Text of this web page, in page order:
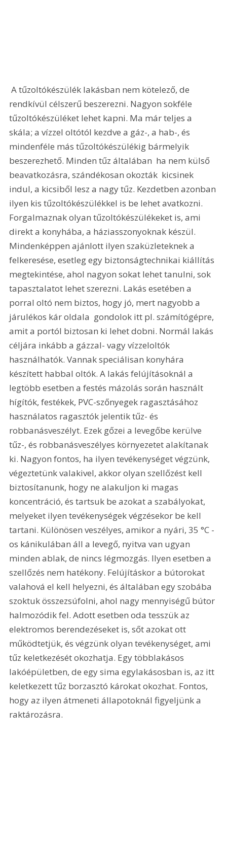
A tűzoltókészülék lakásban nem kötelező, de
rendkívül célszerű beszerezni. Nagyon sokféle
tűzoltókészüléket lehet kapni. Ma már teljes a
skála; a vízzel oltótól kezdve a gáz-, a hab-, és
mindenféle más tűzoltókészülékig bármelyik
beszerezhető. Minden tűz általában  ha nem külső
beavatkozásra, szándékosan okozták  kicsinek
indul, a kicsiből lesz a nagy tűz. Kezdetben azonban
ilyen kis tűzoltókészülékkel is be lehet avatkozni.
Forgalmaznak olyan tűzoltókészülékeket is, ami
direkt a konyhába, a háziasszonyoknak készül.
Mindenképpen ajánlott ilyen szaküzleteknek a
felkeresése, esetleg egy biztonságtechnikai kiállítás
megtekintése, ahol nagyon sokat lehet tanulni, sok
tapasztalatot lehet szerezni. Lakás esetében a
porral oltó nem biztos, hogy jó, mert nagyobb a
járulékos kár oldala  gondolok itt pl. számítógépre,
amit a portól biztosan ki lehet dobni. Normál lakás
céljára inkább a gázzal- vagy vízzeloltók
használhatók. Vannak speciálisan konyhára
készített habbal oltók. A lakás felújításoknál a
legtöbb esetben a festés mázolás során használt
hígítók, festékek, PVC-szőnyegek ragasztásához
használatos ragasztók jelentik tűz- és
robbanásveszélyt. Ezek gőzei a levegőbe kerülve
tűz-, és robbanásveszélyes környezetet alakítanak
ki. Nagyon fontos, ha ilyen tevékenységet végzünk,
végeztetünk valakivel, akkor olyan szellőzést kell
biztosítanunk, hogy ne alakuljon ki magas
koncentráció, és tartsuk be azokat a szabályokat,
melyeket ilyen tevékenységek végzésekor be kell
tartani. Különösen veszélyes, amikor a nyári, 35 °C -
os kánikulában áll a levegő, nyitva van ugyan
minden ablak, de nincs légmozgás. Ilyen esetben a
szellőzés nem hatékony. Felújításkor a bútorokat
valahová el kell helyezni, és általában egy szobába
szoktuk összezsúfolni, ahol nagy mennyiségű bútor
halmozódik fel. Adott esetben oda tesszük az
elektromos berendezéseket is, sőt azokat ott
működtetjük, és végzünk olyan tevékenységet, ami
tűz keletkezését okozhatja. Egy többlakásos
lakóépületben, de egy sima egylakásosban is, az itt
keletkezett tűz borzasztó károkat okozhat. Fontos,
hogy az ilyen átmeneti állapotoknál figyeljünk a
raktározásra.